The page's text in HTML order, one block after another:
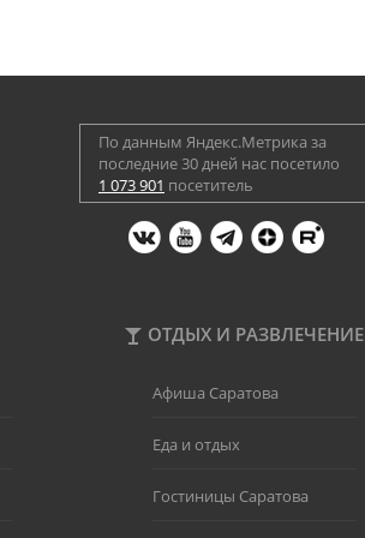
По данным Яндекс.Метрика за
последние 30 дней нас посетило
1 073 901 посетитель
ОТДЫХ И РАЗВЛЕЧЕНИЕ
Афиша Саратова
Еда и отдых
Гостиницы Саратова